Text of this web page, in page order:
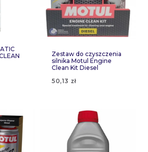
Zestaw do czyszczenia
silnika Motul Engine
Clean Kit Diesel
50,13 zł